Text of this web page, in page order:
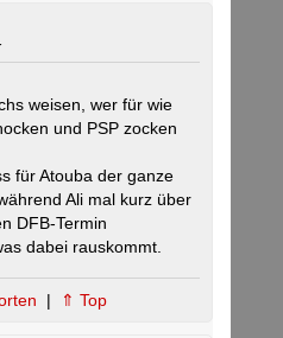
weisen, wer für wie
und PSP zocken
für Atouba der ganze
Ali mal kurz über
DFB-Termin
dabei rauskommt.
| ⇑ Top